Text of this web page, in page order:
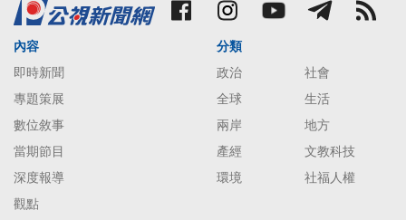
內容
即時新聞
專題策展
數位敘事
當期節目
深度報導
觀點
分類
政治
社會
全球
生活
兩岸
地方
產經
文教科技
環境
社福人權